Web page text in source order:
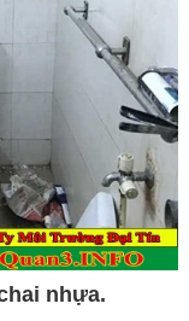
nhựa.